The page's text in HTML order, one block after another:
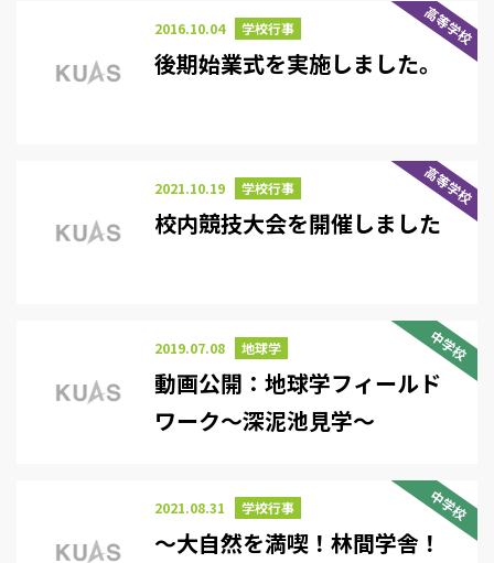
高等学校
2016.10.04 学校行事
後期始業式を実施しました。
高等学校
2021.10.19 学校行事
校内競技大会を開催しました
中学校
2019.07.08 地球学
動画公開：地球学フィールド
ワーク～深泥池見学～
中学校
2021.08.31 学校行事
～大自然を満喫！林間学舎！